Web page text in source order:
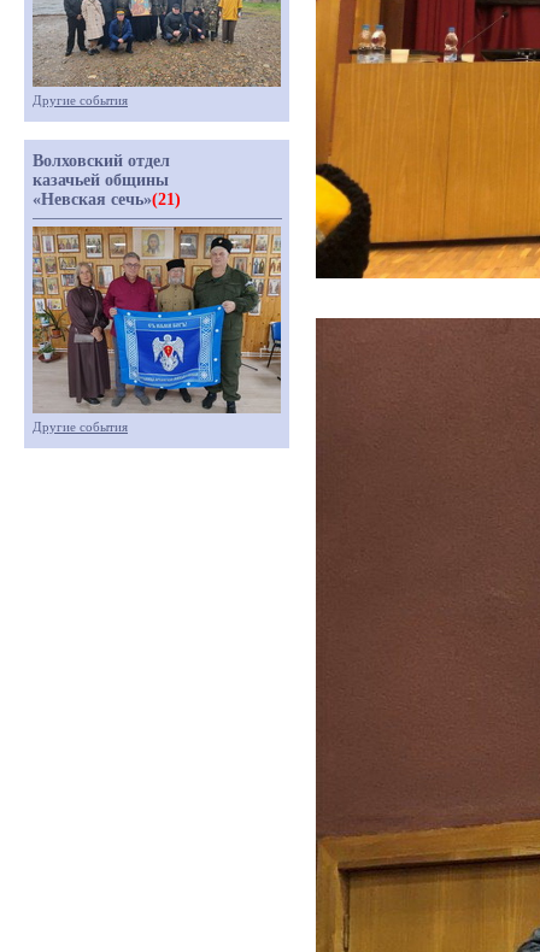
Другие события
Волховский отдел
казачьей общины
«Невская сечь»(21)
Другие события